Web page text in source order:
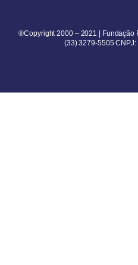
®Copyright 2000 – 2021 | Fundação
(33) 3279-5505 CNPJ: